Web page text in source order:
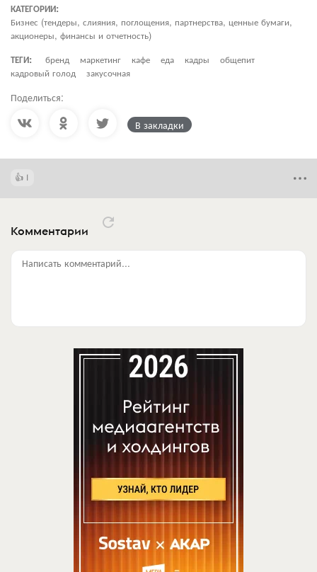
КАТЕГОРИИ:
Бизнес (тендеры, слияния, поглощения, партнерства, ценные бумаги,
акционеры, финансы и отчетность)
ТЕГИ:
бренд маркетинг кафе еда кадры
общепит
кадровый голод
закусочная
Поделиться:
В закладки
1
Комментарии
Написать комментарий...